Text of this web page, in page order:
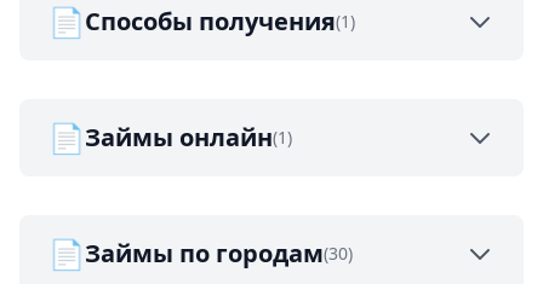
📄Способы получения(1)
📄Займы онлайн(1)
📄Займы по городам(30)